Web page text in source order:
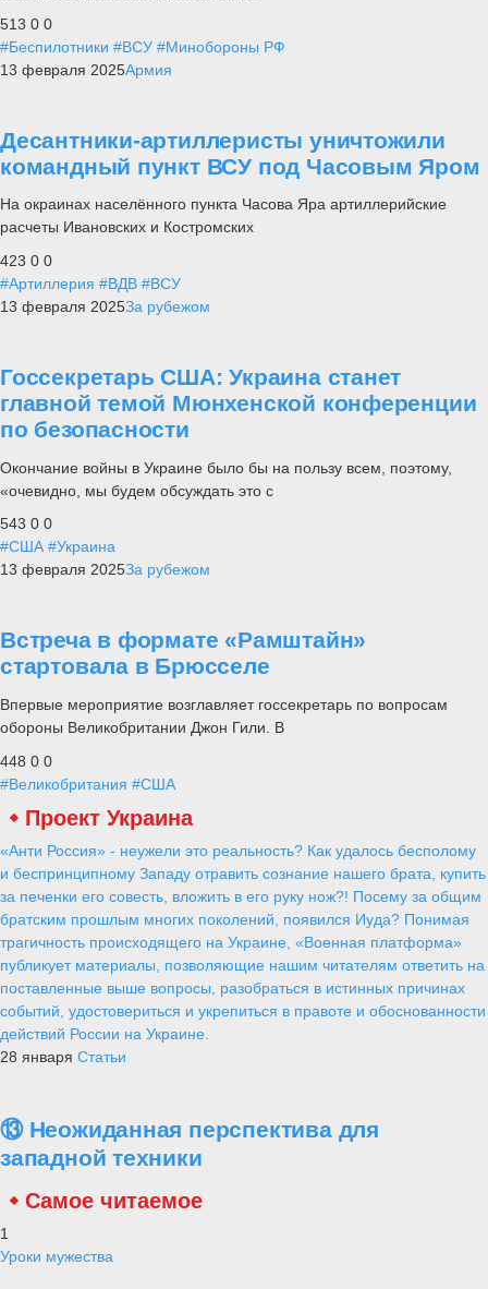
513 0 0
#Беспилотники #ВСУ #Минобороны РФ
13 февраля 2025Армия
Десантники-артиллеристы уничтожили
командный пункт ВСУ под Часовым Яром
На окраинах населённого пункта Часова Яра артиллерийские
расчеты Ивановских и Костромских
423 0 0
#Артиллерия #ВДВ #ВСУ
13 февраля 2025За рубежом
Госсекретарь США: Украина станет
главной темой Мюнхенской конференции
по безопасности
Окончание войны в Украине было бы на пользу всем, поэтому,
«очевидно, мы будем обсуждать это с
543 0 0
#США #Украина
13 февраля 2025За рубежом
Встреча в формате «Рамштайн»
стартовала в Брюсселе
Впервые мероприятие возглавляет госсекретарь по вопросам
обороны Великобритании Джон Гили. В
448 0 0
#Великобритания #США
Проект Украина
«Анти Россия» - неужели это реальность? Как удалось бесполому
и беспринципному Западу отравить сознание нашего брата, купить
за печенки его совесть, вложить в его руку нож?! Посему за общим
братским прошлым многих поколений, появился Иуда? Понимая
трагичность происходящего на Украине, «Военная платформа»
публикует материалы, позволяющие нашим читателям ответить на
поставленные выше вопросы, разобраться в истинных причинах
событий, удостовериться и укрепиться в правоте и обоснованности
действий России на Украине.
28 января Статьи
⑬ Неожиданная перспектива для
западной техники
Самое читаемое
1
Уроки мужества